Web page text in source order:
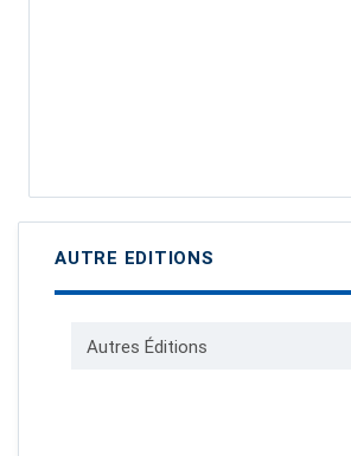
AUTRE EDITIONS
Autres Éditions